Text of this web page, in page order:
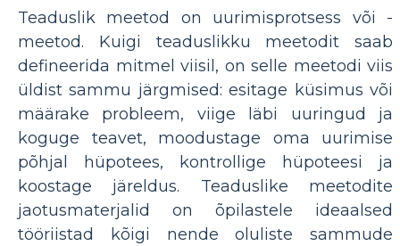
Teaduslik meetod on uurimisprotsess või -
meetod. Kuigi teaduslikku meetodit saab
defineerida mitmel viisil, on selle meetodi viis
üldist sammu järgmised: esitage küsimus või
määrake probleem, viige läbi uuringud ja
koguge teavet, moodustage oma uurimise
põhjal hüpotees, kontrollige hüpoteesi ja
koostage järeldus. Teaduslike meetodite
jaotusmaterjalid on õpilastele ideaalsed
tööriistad kõigi nende oluliste sammude